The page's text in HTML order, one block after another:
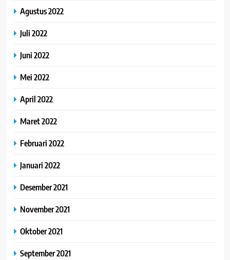
Agustus 2022
Juli 2022
Juni 2022
Mei 2022
April 2022
Maret 2022
Februari 2022
Januari 2022
Desember 2021
November 2021
Oktober 2021
September 2021